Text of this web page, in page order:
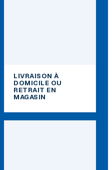
LIVRAISON À
DOMICILE OU
RETRAIT EN
MAGASIN